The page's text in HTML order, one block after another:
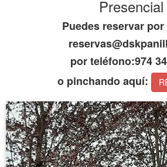
Presencial
Puedes reservar
por teléfono:974
o pinchando aquí: